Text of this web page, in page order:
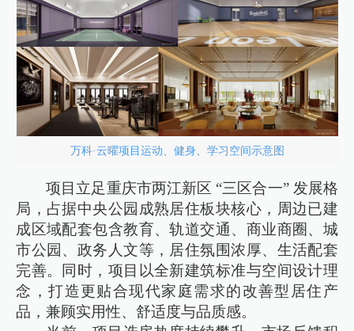
万科·云曜项目运动、健身、学习空间示意图
项目立足重庆市两江新区 “三区合一” 发展格
局，占据中央公园成熟居住板块核心，周边已建
成区域配套包含教育、轨道交通、商业商圈、城
市公园、政务人文等，居住氛围浓厚、生活配套
完善。同时，项目以全新建筑标准与空间设计理
念，打造更贴合现代家庭需求的改善型居住产
品，兼顾实用性、舒适度与品质感。